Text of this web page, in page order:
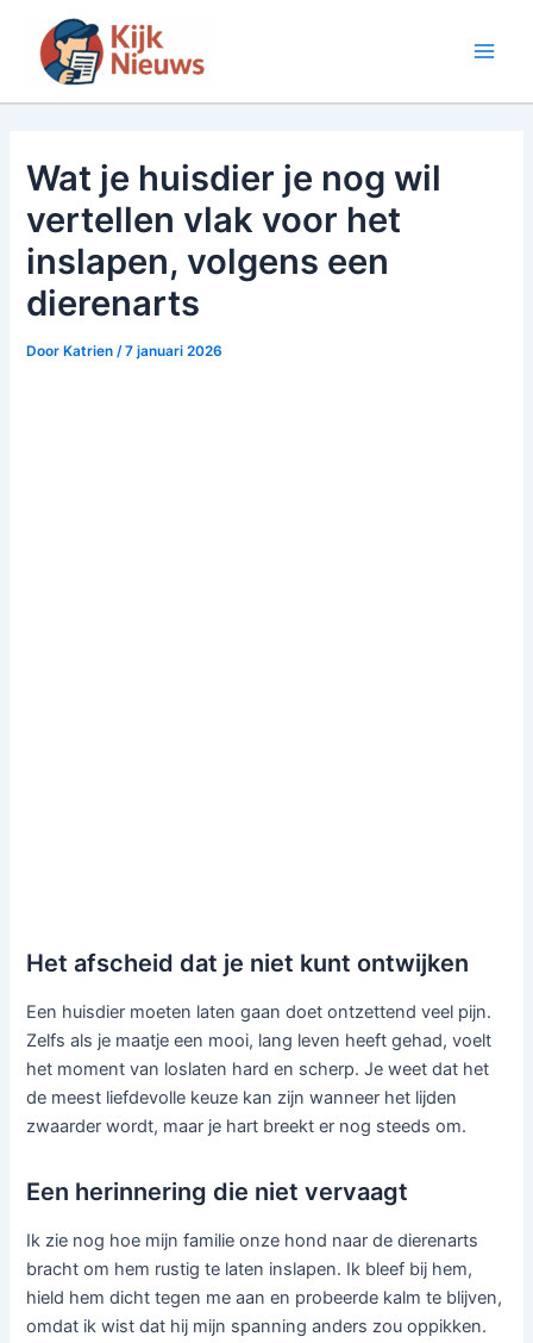
inhoud
Wat je huisdier je nog wil
vertellen vlak voor het
inslapen, volgens een
dierenarts
Door Katrien/7 januari 2026
Het afscheid dat je niet kunt ontwijken
Een huisdier moeten laten gaan doet ontzettend veel pijn.
Zelfs als je maatje een mooi, lang leven heeft gehad, voelt
het moment van loslaten hard en scherp. Je weet dat het
de meest liefdevolle keuze kan zijn wanneer het lijden
zwaarder wordt, maar je hart breekt er nog steeds om.
Een herinnering die niet vervaagt
Ik zie nog hoe mijn familie onze hond naar de dierenarts
bracht om hem rustig te laten inslapen. Ik bleef bij hem,
hield hem dicht tegen me aan en probeerde kalm te blijven,
omdat ik wist dat hij mijn spanning anders zou oppikken.